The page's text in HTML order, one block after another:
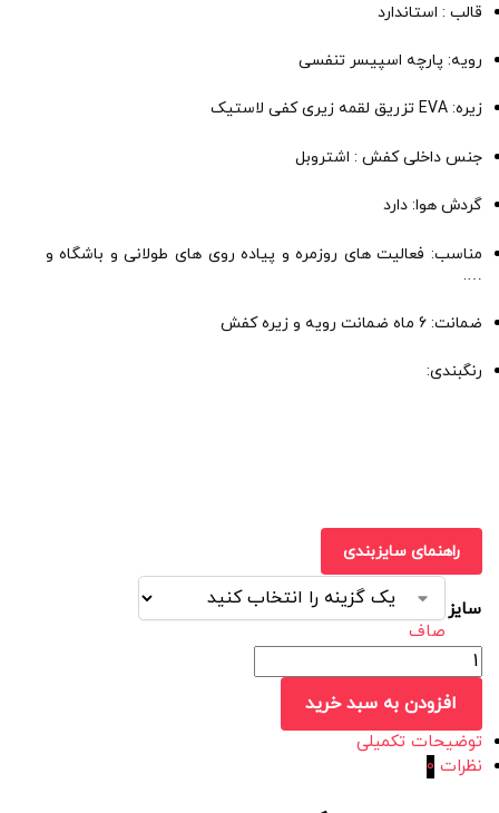
قالب : استاندارد
رویه: پارچه اسپیسر تنفسی
زیره: EVA تزریق لقمه زیری کفی لاستیک
جنس داخلی کفش : اشتروبل
گردش هوا: دارد
مناسب: فعالیت های روزمره و پیاده روی های طولانی و باشگاه و
….
ضمانت: 6 ماه ضمانت رویه و زیره کفش
رنگبندی:
راهنمای سایزبندی
سایز
صاف
افزودن به سبد خرید
توضیحات تکمیلی
نظرات 0